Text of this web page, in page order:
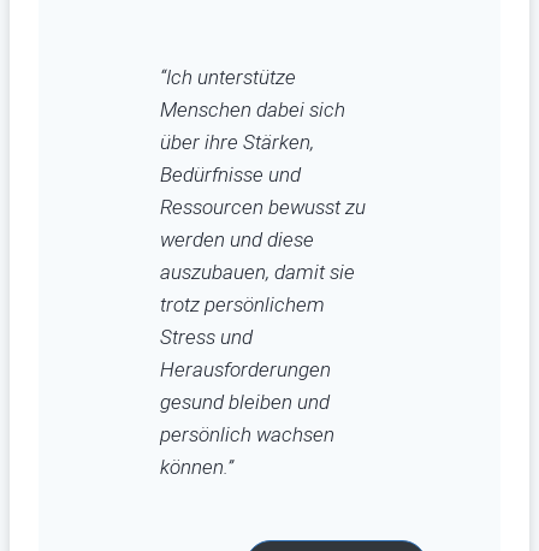
“Ich unterstütze
Menschen dabei sich
über ihre Stärken,
Bedürfnisse und
Ressourcen bewusst zu
werden und diese
auszubauen, damit sie
trotz persönlichem
Stress und
Herausforderungen
gesund bleiben und
persönlich wachsen
können.”